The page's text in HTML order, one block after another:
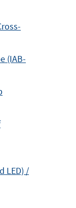
(IAB-
LED) /